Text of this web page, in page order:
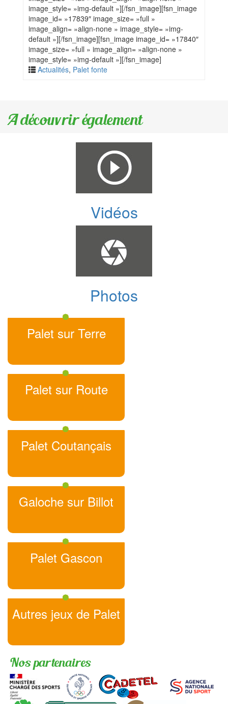
image_style= »img-default »][/fsn_image][fsn_image
image_id= »17839″ image_size= »full »
image_align= »align-none » image_style= »img-
default »][/fsn_image][fsn_image image_id= »17840″
image_size= »full » image_align= »align-none »
image_style= »img-default »][/fsn_image]
Actualités, Palet fonte
A découvrir également
Vidéos
Photos
Palet sur Terre
Palet sur Route
Palet Coutançais
Galoche sur Billot
Palet Gascon
Autres jeux de Palet
Nos partenaires